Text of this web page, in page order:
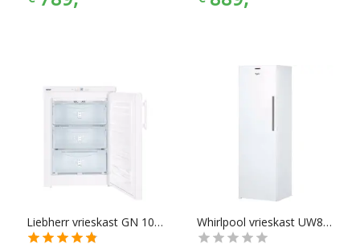
Liebherr vrieskast GN 1066-21 Whirlpool vrieskast UW8 F2Y WBI F 2